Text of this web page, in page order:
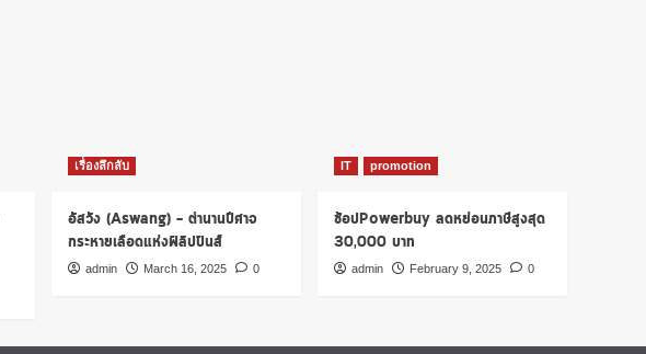
เรื่องลึกลับ
อัสวัง (Aswang) – ตำนานปีศาจ
กระหายเลือดแห่งฟิลิปปินส์
admin March 16, 2025 0
IT promotion
ช้อปPowerbuy ลดหย่อนภาษีสูงสุด
30,000 บาท
admin February 9, 2025 0